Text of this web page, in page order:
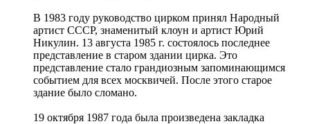
В 1983 году руководство цирком принял Народный
артист СССР, знаменитый клоун и артист Юрий
Никулин. 13 августа 1985 г. состоялось последнее
представление в старом здании цирка. Это
представление стало грандиозным запоминающимся
событием для всех москвичей. После этого старое
здание было сломано.
19 октября 1987 года была произведена закладка